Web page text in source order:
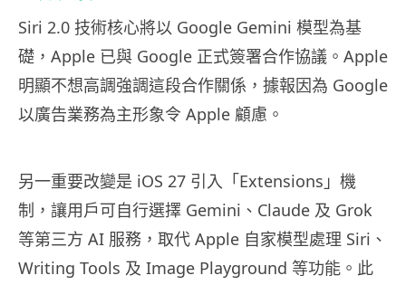
Siri 2.0 技術核心將以 Google Gemini 模型為基
礎，Apple 已與 Google 正式簽署合作協議。Apple
明顯不想高調強調這段合作關係，據報因為 Google
以廣告業務為主形象令 Apple 顧慮。
另一重要改變是 iOS 27 引入「Extensions」機
制，讓用戶可自行選擇 Gemini、Claude 及 Grok
等第三方 AI 服務，取代 Apple 自家模型處理 Siri、
Writing Tools 及 Image Playground 等功能。此